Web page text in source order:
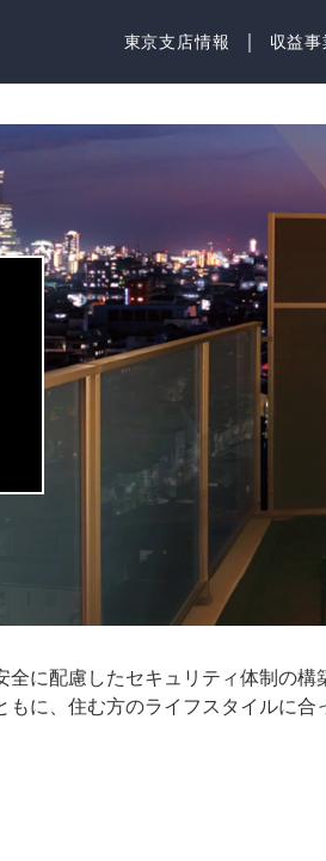
東京支店情報 収益事
に配慮したセキュリティ体制の
に、住む方のライフスタイルに